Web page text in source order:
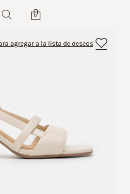
0
agregar a la lista de deseos